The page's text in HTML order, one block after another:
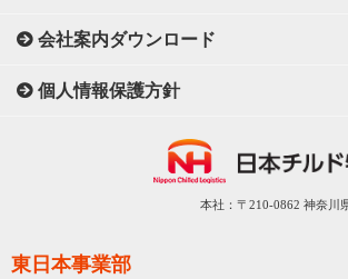
会社案内ダウンロード
個人情報保護方針
本社：〒210-0862 神奈川
東日本事業部